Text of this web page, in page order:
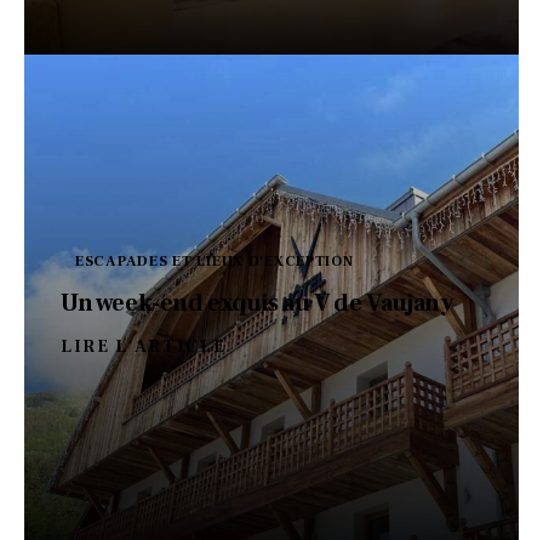
ESCAPADES ET LIEUX D'EXCEPTION
Un week-end exquis au V de Vaujany
LIRE L'ARTICLE